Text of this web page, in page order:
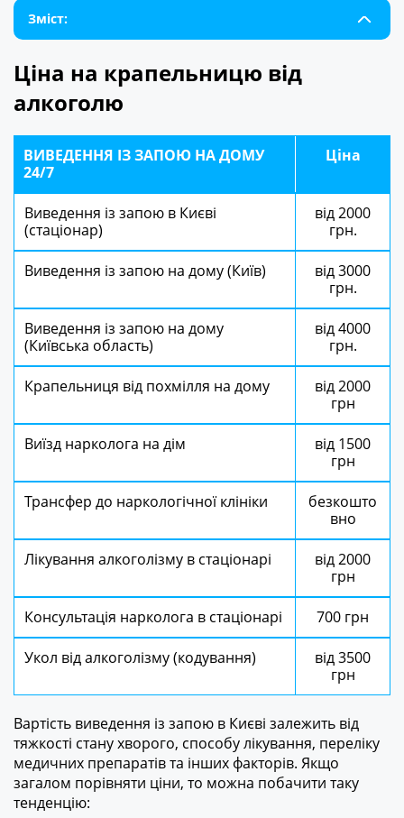
Зміст:
Ціна на крапельницю від
алкоголю
ВИВЕДЕННЯ ІЗ ЗАПОЮ НА ДОМУ
24/7
Ціна
Виведення із запою в Києві
(стаціонар)
від 2000
грн.
Виведення із запою на дому (Київ)
від 3000
грн.
Виведення із запою на дому
(Київська область)
від 4000
грн.
Крапельниця від похмілля на дому
від 2000
грн
Виїзд нарколога на дім
від 1500
грн
Трансфер до наркологічної клініки
безкошто
вно
Лікування алкоголізму в стаціонарі
від 2000
грн
Консультація нарколога в стаціонарі 700 грн
Укол від алкоголізму (кодування)
від 3500
грн
Вартість виведення із запою в Києві залежить від
тяжкості стану хворого, способу лікування, переліку
медичних препаратів та інших факторів. Якщо
загалом порівняти ціни, то можна побачити таку
тенденцію: